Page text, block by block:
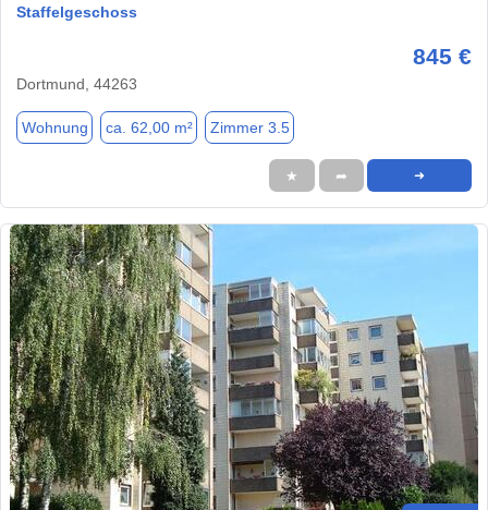
Staffelgeschoss
845 €
Dortmund, 44263
Wohnung ca. 62,00 m² Zimmer 3.5
★ ➦ ➜